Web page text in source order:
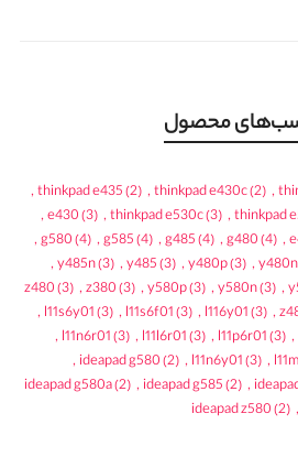
محصول
,
thinkpad e430c(2)
,
thinkpad e435(2)
,
thinkpad
,
thinkpad e530c(3)
,
e430(3)
,
,
g480(4)
,
g485(4)
,
g585(4)
,
g580(4)
,
y480n
,
y480p(3)
,
y485(3)
,
y485n(3)
,
,
y580n(3)
,
y580p(3)
,
z380(3)
,
z480(3)
,
l116y01(3)
,
l11s6f01(3)
,
l11s6y01(3)
,
,
l11p6r01(3)
,
l11l6r01(3)
,
l11n6r01(3)
,
,
l11n6y01(3)
,
ideapad g580(2)
,
,
ideapad g585(2)
,
ideapad g580a(2)
,
ideapad z580(2)